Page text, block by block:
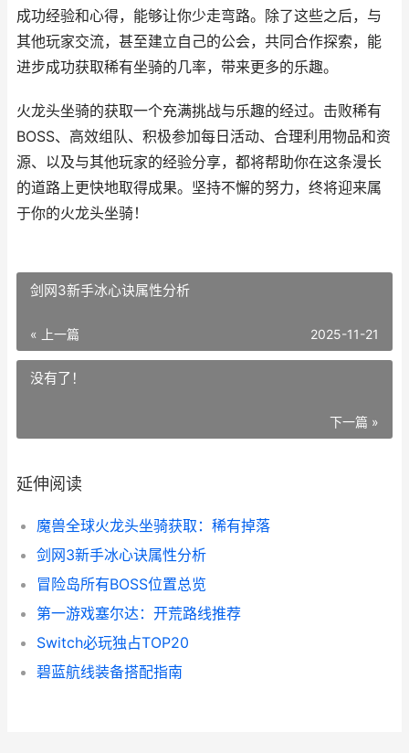
成功经验和心得，能够让你少走弯路。除了这些之后，与
其他玩家交流，甚至建立自己的公会，共同合作探索，能
进步成功获取稀有坐骑的几率，带来更多的乐趣。
火龙头坐骑的获取一个充满挑战与乐趣的经过。击败稀有
BOSS、高效组队、积极参加每日活动、合理利用物品和资
源、以及与其他玩家的经验分享，都将帮助你在这条漫长
的道路上更快地取得成果。坚持不懈的努力，终将迎来属
于你的火龙头坐骑！
剑网3新手冰心诀属性分析
« 上一篇 2025-11-21
没有了！
下一篇 »
延伸阅读
魔兽全球火龙头坐骑获取：稀有掉落
剑网3新手冰心诀属性分析
冒险岛所有BOSS位置总览
第一游戏塞尔达：开荒路线推荐
Switch必玩独占TOP20
碧蓝航线装备搭配指南